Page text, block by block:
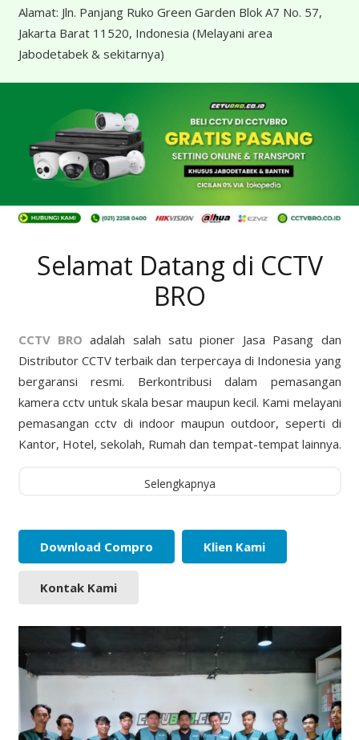
Alamat: Jln. Panjang Ruko Green Garden Blok A7 No. 57,
Jakarta Barat 11520, Indonesia (Melayani area
Jabodetabek & sekitarnya)
Selamat Datang di CCTV
BRO
CCTV BRO adalah salah satu pioner Jasa Pasang dan
Distributor CCTV terbaik dan terpercaya di Indonesia yang
bergaransi resmi. Berkontribusi dalam pemasangan
kamera cctv untuk skala besar maupun kecil. Kami melayani
pemasangan cctv di indoor maupun outdoor, seperti di
Kantor, Hotel, sekolah, Rumah dan tempat-tempat lainnya.
Selengkapnya
Download Compro Klien Kami
Kontak Kami